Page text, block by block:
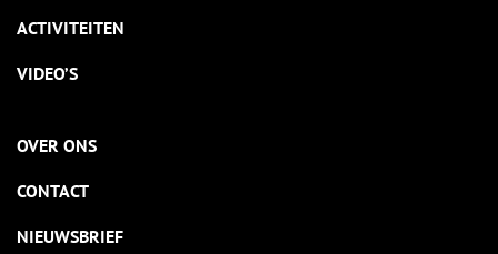
ACTIVITEITEN
VIDEO’S
OVER ONS
CONTACT
NIEUWSBRIEF